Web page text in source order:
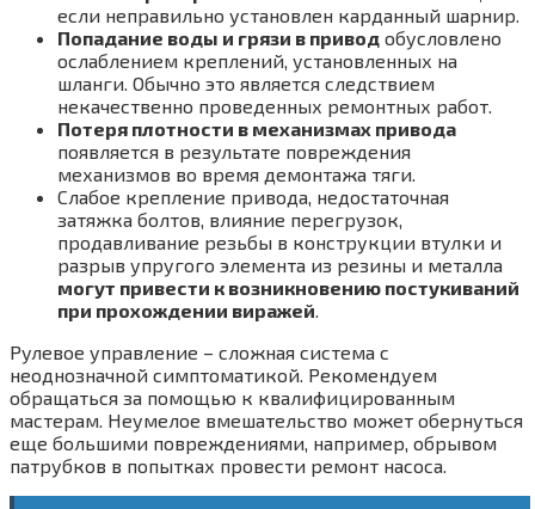
если неправильно установлен карданный шарнир.
Попадание воды и грязи в привод обусловлено
ослаблением креплений, установленных на
шланги. Обычно это является следствием
некачественно проведенных ремонтных работ.
Потеря плотности в механизмах привода
появляется в результате повреждения
механизмов во время демонтажа тяги.
Слабое крепление привода, недостаточная
затяжка болтов, влияние перегрузок,
продавливание резьбы в конструкции втулки и
разрыв упругого элемента из резины и металла
могут привести к возникновению постукиваний
при прохождении виражей.
Рулевое управление – сложная система с
неоднозначной симптоматикой. Рекомендуем
обращаться за помощью к квалифицированным
мастерам. Неумелое вмешательство может обернуться
еще большими повреждениями, например, обрывом
патрубков в попытках провести ремонт насоса.